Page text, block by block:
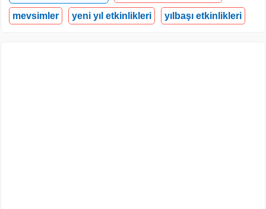
mevsimler yeni yıl etkinlikleri yılbaşı etkinlikleri